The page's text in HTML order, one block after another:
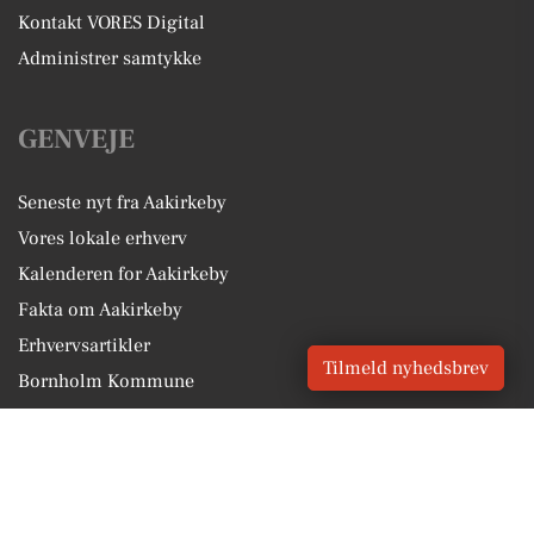
Kontakt VORES Digital
Administrer samtykke
GENVEJE
Seneste nyt fra Aakirkeby
Vores lokale erhverv
Kalenderen for Aakirkeby
Fakta om Aakirkeby
Erhvervsartikler
Bornholm Kommune
Tilmeld nyhedsbrev